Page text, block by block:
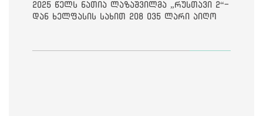
2025 წელს ნათია ლაზაშვილმა „რუსთავი 2“-
დან ხელფასის სახით 208 035 ლარი აიღო